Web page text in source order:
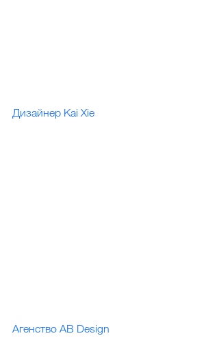
Дизайнер Kai Xie
Агенство AB Design